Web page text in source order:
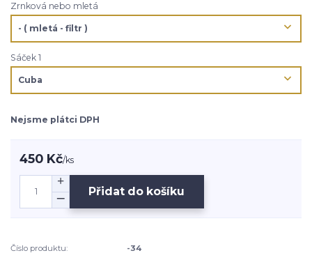
Zrnková nebo mletá
Sáček 1
Nejsme plátci DPH
450 Kč/ks
Přidat do košíku
Číslo produktu: -34